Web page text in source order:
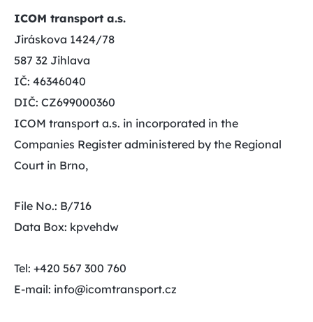
ICOM transport a.s.
Jiráskova 1424/78
587 32 Jihlava
IČ: 46346040
DIČ: CZ699000360
ICOM transport a.s. in incorporated in the
Companies Register administered by the Regional
Court in Brno,
File No.: B/716
Data Box: kpvehdw
Tel: +420 567 300 760
E-mail: info@icomtransport.cz